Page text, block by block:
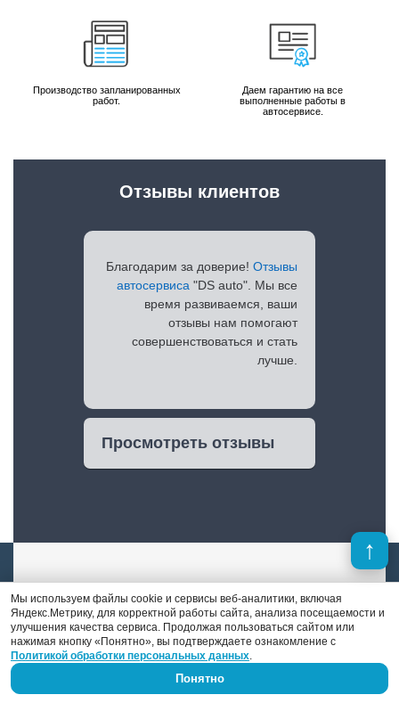
Производство запланированных
работ.
Даем гарантию на все
выполненные работы в
автосервисе.
Благодарим за доверие! Отзывы
автосервиса "DS auto". Мы все
время развиваемся, ваши
отзывы нам помогают
совершенствоваться и стать
лучше.
Просмотреть отзывы
Отзывы клиентов
Денис Поршнев
В отличие от многих конкурентов, в штате
Мы используем файлы cookie и сервисы веб-аналитики, включая
Яндекс.Метрику, для корректной работы сайта, анализа посещаемости и
улучшения качества сервиса. Продолжая пользоваться сайтом или
нажимая кнопку «Понятно», вы подтверждаете ознакомление с
Политикой обработки персональных данных.
Понятно